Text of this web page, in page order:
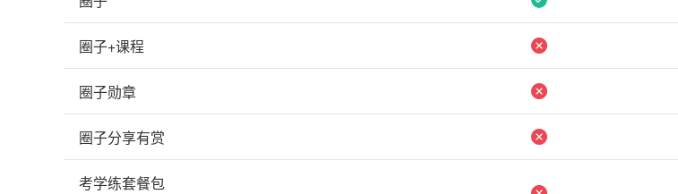
圈子+课程
圈子勋章
圈子分享有赏
考学练套餐包